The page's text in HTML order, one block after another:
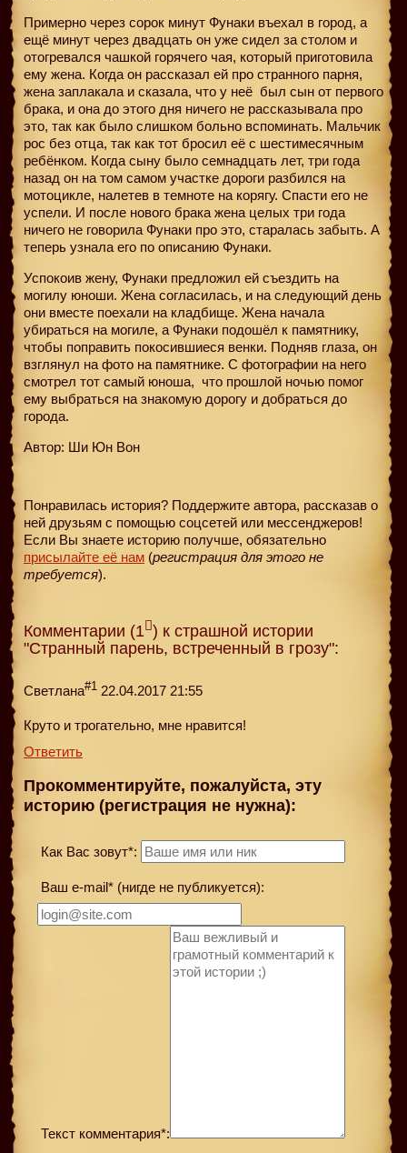
Примерно через сорок минут Фунаки въехал в город, а
ещё минут через двадцать он уже сидел за столом и
отогревался чашкой горячего чая, который приготовила
ему жена. Когда он рассказал ей про странного парня,
жена заплакала и сказала, что у неё был сын от первого
брака, и она до этого дня ничего не рассказывала про
это, так как было слишком больно вспоминать. Мальчик
рос без отца, так как тот бросил её с шестимесячным
ребёнком. Когда сыну было семнадцать лет, три года
назад он на том самом участке дороги разбился на
мотоцикле, налетев в темноте на корягу. Спасти его не
успели. И после нового брака жена целых три года
ничего не говорила Фунаки про это, старалась забыть. А
теперь узнала его по описанию Фунаки.
Успокоив жену, Фунаки предложил ей съездить на
могилу юноши. Жена согласилась, и на следующий день
они вместе поехали на кладбище. Жена начала
убираться на могиле, а Фунаки подошёл к памятнику,
чтобы поправить покосившиеся венки. Подняв глаза, он
взглянул на фото на памятнике. С фотографии на него
смотрел тот самый юноша, что прошлой ночью помог
ему выбраться на знакомую дорогу и добраться до
города.
Автор: Ши Юн Вон
Понравилась история? Поддержите автора, рассказав о
ней друзьям с помощью соцсетей или мессенджеров!
Если Вы знаете историю получше, обязательно
присылайте её нам (регистрация для этого не
требуется).
Комментарии (1 ) к страшной истории
"Странный парень, встреченный в грозу":
Cветлана#1 22.04.2017 21:55
Круто и трогательно, мне нравится!
Ответить
Прокомментируйте, пожалуйста, эту
историю (регистрация не нужна):
Как Вас зовут*:
Ваш e-mail* (нигде не публикуется):
Текст комментария*: